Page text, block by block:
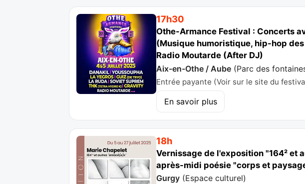
17h30
Othe-Armance Festival : Concerts
(Musique humoristique, hip-hop
Radio Moutarde (After DJ)
Aix-en-Othe / Aube (Parc des
Entrée payante (Voir sur le site du
En savoir plus
18h
Vernissage de l'exposition "164² et
après-midi poésie "corps et
Gurgy (Espace culturel)